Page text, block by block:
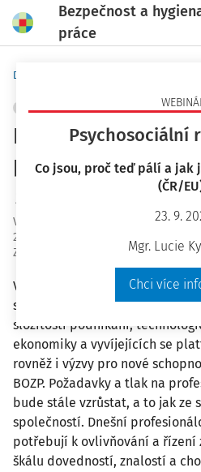
Bezpečnost a
práce
Psychosociální
Co jsou, proč teď pálí a jak
(ČR/
23. 9.
Mgr. Lucie
Chci více
Domů
ŘÍZENÍ RIZIK + PŘIDAT VLASTNÍ
Nový
profesionála v
Vydáno
29 minut čtení
Zdroj
Bezpečnost a hygiena práce
V posledních letech lze
světě práce. Změny a
složitosti podnikání,
ekonomiky a vyvíjejících se
rovněž i výzvy pro nové
BOZP. Požadavky a tlak na
bude stále vzrůstat, a to jak ze
společností. Dnešní
potřebují k ovlivňování a řízení
škálu dovedností, znalostí a